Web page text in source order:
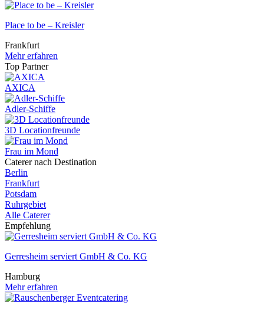
Place to be – Kreisler
Frankfurt
Mehr erfahren
Top Partner
AXICA
Adler-Schiffe
3D Locationfreunde
Frau im Mond
Caterer nach Destination
Berlin
Frankfurt
Potsdam
Ruhrgebiet
Alle Caterer
Empfehlung
Gerresheim serviert GmbH & Co. KG
Hamburg
Mehr erfahren